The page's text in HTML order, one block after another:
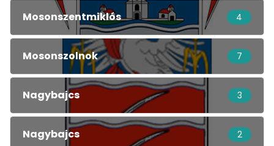
Mosonszentmiklós 4
Mosonszolnok 7
Nagybajcs 3
Nagybajcs 2